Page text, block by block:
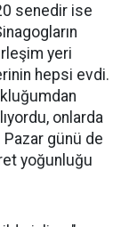
senedir ise
yeri
hepsi evdi.
onlarda
günü de
yoğunluğu